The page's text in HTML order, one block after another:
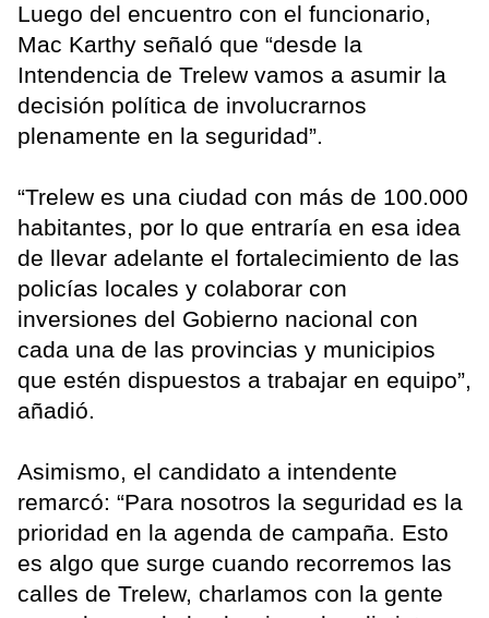
Luego del encuentro con el funcionario,
Mac Karthy señaló que “desde la
Intendencia de Trelew vamos a asumir la
decisión política de involucrarnos
plenamente en la seguridad”.
“Trelew es una ciudad con más de 100.000
habitantes, por lo que entraría en esa idea
de llevar adelante el fortalecimiento de las
policías locales y colaborar con
inversiones del Gobierno nacional con
cada una de las provincias y municipios
que estén dispuestos a trabajar en equipo”,
añadió.
Asimismo, el candidato a intendente
remarcó: “Para nosotros la seguridad es la
prioridad en la agenda de campaña. Esto
es algo que surge cuando recorremos las
calles de Trelew, charlamos con la gente